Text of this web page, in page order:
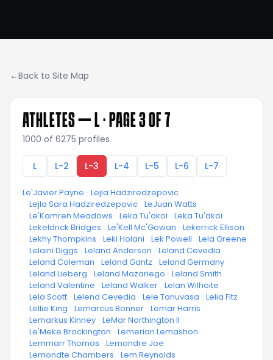
←Back to Site Map
ATHLETES — L · PAGE 3 OF 7
1000 of 6275 profiles
L L-2 L-3 L-4 L-5 L-6 L-7
Le'Javier Payne · Lejla Hadziredzepovic
· Lejla Sara Hadziredzepovic · LeJuan Watts
· Le'Kamren Meadows · Leka Tu'akoi · Leka Tu'akoi
· Lekeldrick Bridges · Le'Kell Mc'Gowan · Lekerrick Ellison
· Lekhy Thompkins · Leki Holani · Lek Powell · Lela Greene
· Lelaini Diggs · Leland Anderson · Leland Cevedia
· Leland Coleman · Leland Gantz · Leland Germany
· Leland Lieberg · Leland Mazariego · Leland Smith
· Leland Valentine · Leland Walker · Lelan Wilhoite
· Lela Scott · Lelend Cevedia · Lele Tanuvasa · Lelia Fitz
· Lellie King · Lemarcus Bonner · Lemar Harris
· Lemarkus Kinney · LeMar Northington II
· Le'Meke Brockington · Lemerian Lemashon
· Lemmarr Thomas · Lemondre Joe
· Lemondte Chambers · Lem Reynolds